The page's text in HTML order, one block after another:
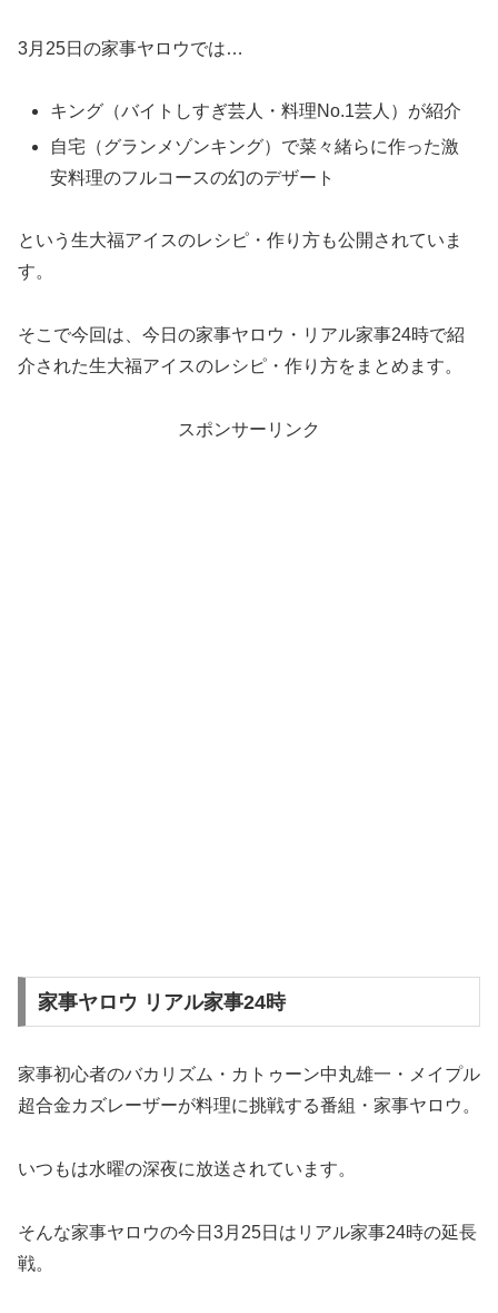
3月25日の家事ヤロウでは…
キング（バイトしすぎ芸人・料理No.1芸人）が紹介
自宅（グランメゾンキング）で菜々緒らに作った激
安料理のフルコースの幻のデザート
という生大福アイスのレシピ・作り方も公開されていま
す。
そこで今回は、今日の家事ヤロウ・リアル家事24時で紹
介された生大福アイスのレシピ・作り方をまとめます。
スポンサーリンク
家事ヤロウ リアル家事24時
家事初心者のバカリズム・カトゥーン中丸雄一・メイプル
超合金カズレーザーが料理に挑戦する番組・家事ヤロウ。
いつもは水曜の深夜に放送されています。
そんな家事ヤロウの今日3月25日はリアル家事24時の延長
戦。